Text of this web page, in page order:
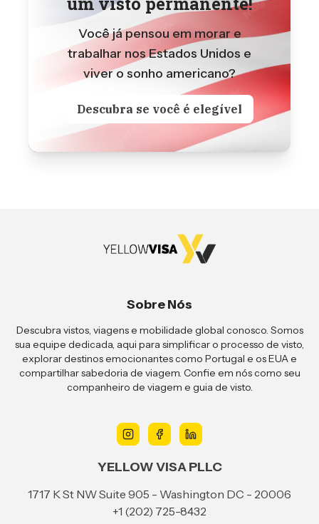
Você já pensou em morar e
trabalhar nos Estados Unidos e
viver o sonho americano?
Descubra se você é elegível
Sobre Nós
Descubra vistos, viagens e mobilidade global conosco. Somos
sua equipe dedicada, aqui para simplificar o processo de visto,
explorar destinos emocionantes como Portugal e os EUA e
compartilhar sabedoria de viagem. Confie em nós como seu
companheiro de viagem e guia de visto.
YELLOW VISA PLLC
1717 K St NW Suite 905 - Washington DC - 20006
+1 (202) 725-8432